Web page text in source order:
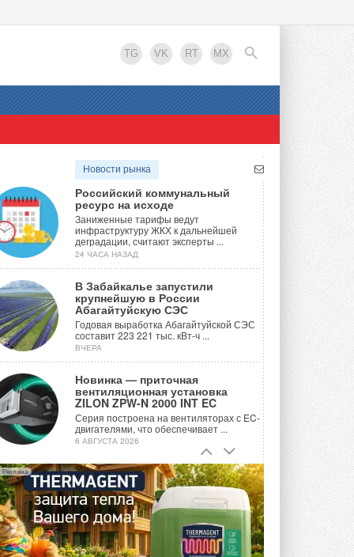
TG VK RT MX
EN
Новости рынка
Российский коммунальный
ресурс на исходе
Заниженные тарифы ведут
инфраструктуру ЖКХ к дальнейшей
деградации, считают эксперты ...
24 ЧАСА НАЗАД
В Забайкалье запустили
крупнейшую в России
Абагайтуйскую СЭС
Годовая выработка Абагайтуйской СЭС
составит 223 221 тыс. кВт-ч ...
ВЧЕРА
Новинка — приточная
вентиляционная установка
ZILON ZPW-N 2000 INT EC
Серия построена на вентиляторах с EC-
двигателями, что обеспечивает ...
6 АВГУСТА 2026
Учёные ЮУрГУ создали
каскадную установку,
объединяющую солнечную и
геотермальную энергию
Природосберегающие технологии ...
6 АВГУСТА 2026
Реклама